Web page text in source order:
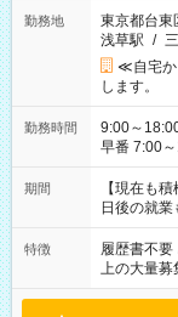
勤務地
東京都台東
浅草駅 /
≪自宅か
します。
勤務時間
9:00～18:00（休憩60分）
早番 7:00～16:00
い」 「余
たくない」
の方へ 今
の勤務時間
期間
【現在も
日後の就業
特徴 履歴書不要
上の大量募